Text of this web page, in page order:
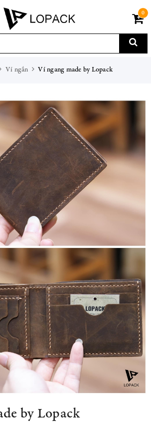
0
Ví ngắn Ví ngang made by Lopack
by Lopack